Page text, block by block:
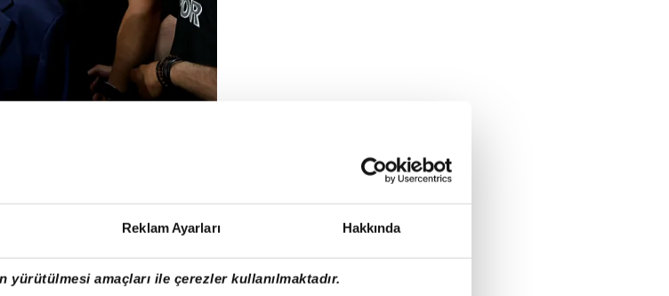
Reklam Ayarları Hakkında
amaçları ile çerezler kullanılmaktadır.
sezon öncesinde sorun